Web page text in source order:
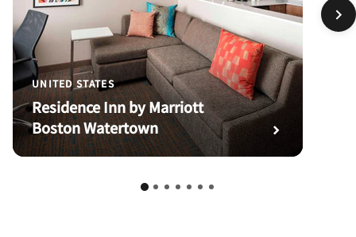
UNITED STATES
Residence Inn by Marriott
Boston Watertown